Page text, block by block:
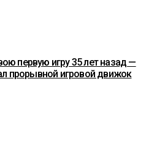
первую игру 35 лет назад —
прорывной игровой движок